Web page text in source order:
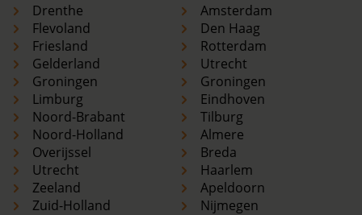
Drenthe
Flevoland
Friesland
Gelderland
Groningen
Limburg
Noord-Brabant
Noord-Holland
Overijssel
Utrecht
Zeeland
Zuid-Holland
Amsterdam
Den Haag
Rotterdam
Utrecht
Groningen
Eindhoven
Tilburg
Almere
Breda
Haarlem
Apeldoorn
Nijmegen